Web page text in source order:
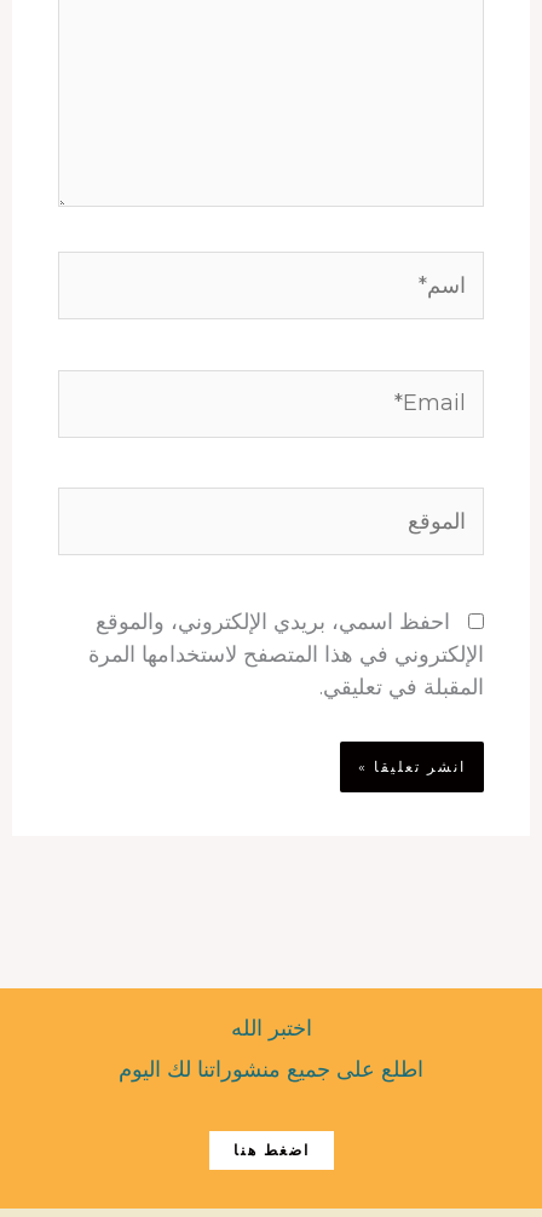
احفظ اسمي، بريدي الإلكتروني، والموقع
الإلكتروني في هذا المتصفح لاستخدامها المرة
المقبلة في تعليقي.
اختبر الله
اطلع على جميع منشوراتنا لك اليوم
اضغط هنا